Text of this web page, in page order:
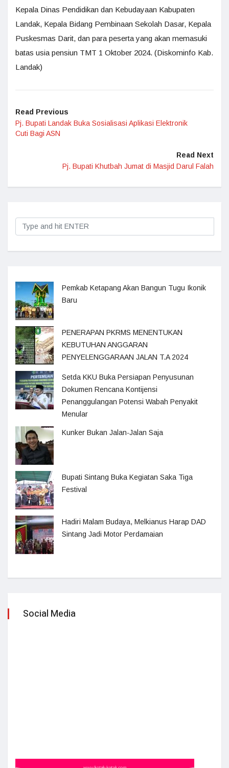
Kepala Dinas Pendidikan dan Kebudayaan Kabupaten
Landak, Kepala Bidang Pembinaan Sekolah Dasar, Kepala
Puskesmas Darit, dan para peserta yang akan memasuki
batas usia pensiun TMT 1 Oktober 2024. (Diskominfo Kab.
Landak)
Read Previous
Pj. Bupati Landak Buka Sosialisasi Aplikasi Elektronik
Cuti Bagi ASN
Read Next
Pj. Bupati Khutbah Jumat di Masjid Darul Falah
Pemkab Ketapang Akan Bangun Tugu Ikonik
Baru
PENERAPAN PKRMS MENENTUKAN
KEBUTUHAN ANGGARAN
PENYELENGGARAAN JALAN T.A 2024
Setda KKU Buka Persiapan Penyusunan
Dokumen Rencana Kontijensi
Penanggulangan Potensi Wabah Penyakit
Menular
Kunker Bukan Jalan-Jalan Saja
Bupati Sintang Buka Kegiatan Saka Tiga
Festival
Hadiri Malam Budaya, Melkianus Harap DAD
Sintang Jadi Motor Perdamaian
Social Media